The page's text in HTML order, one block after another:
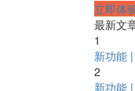
立即体
最新文
1
新功能
2
新功能